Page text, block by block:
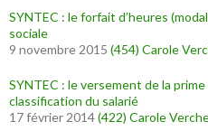
SYNTEC : le forfait d’heures
sociale
9 novembre 2015 (454) Carole
SYNTEC : le versement de la prime
classification du salarié
17 février 2014(422) Carole